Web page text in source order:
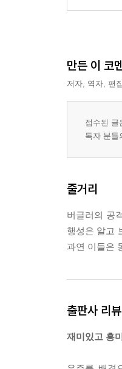
만든 이 코
저자, 역자, 편
접수된 글
독자 분들
줄거리
버글러의 공
행성은 알고
과연 이들은
출판사 리뷰
재미있고 흥